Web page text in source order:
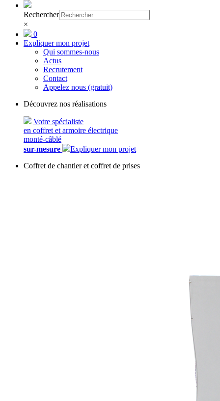
Rechercher
×
0
Expliquer mon projet
Qui sommes-nous
Actus
Recrutement
Contact
Appelez nous (gratuit)
Découvrez nos réalisations
Votre spécialiste
en coffret et armoire électrique
monté-câblé
sur-mesure
Expliquer mon projet
Coffret de chantier et coffret de prises